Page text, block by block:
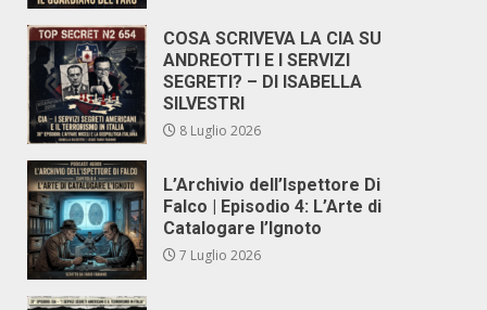
COSA SCRIVEVA LA CIA SU
ANDREOTTI E I SERVIZI
SEGRETI? – DI ISABELLA
SILVESTRI
8 Luglio 2026
L’Archivio dell’Ispettore Di
Falco | Episodio 4: L’Arte di
Catalogare l’Ignoto
7 Luglio 2026